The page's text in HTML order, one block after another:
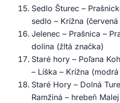
Sedlo Šturec –
sedlo – Krížna
Jelenec – Prašnica –
dolina (žltá značka)
Staré hory – Poľana
– Líška – Krížna
Staré Hory – Dolná
Ramžiná – hrebeň